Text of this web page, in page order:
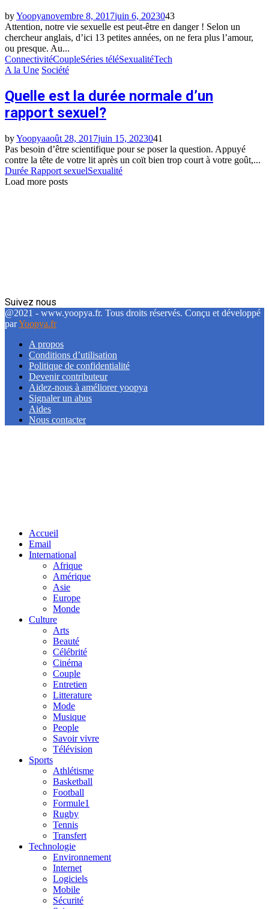
byYoopyanovembre 8, 2017juin 6, 2023043
Attention, notre vie sexuelle est peut-être en danger ! Selon un
chercheur anglais, d’ici 13 petites années, on ne fera plus l’amour,
ou presque. Au...
ConnectivitéCoupleSéries téléSexualitéTech
A la Une Société
Quelle est la durée normale d’un
rapport sexuel?
byYoopyaaoût 28, 2017juin 15, 2023041
Pas besoin d’être scientifique pour se poser la question. Appuyé
contre la tête de votre lit après un coït bien trop court à votre goût,...
Durée Rapport sexuelSexualité
Load more posts
Suivez nous
Facebook
Twitter
Linkedin
@2021 - www.yoopya.fr. Tous droits réservés. Conçu et développé
parYoopya.fr
A propos
Conditions d’utilisation
Politique de confidentialité
Devenir contributeur
Aidez-nous à améliorer yoopya
Signaler un abus
Aides
Nous contacter
Accueil
Email
International
Afrique
Amérique
Asie
Europe
Monde
Culture
Arts
Beauté
Célébrité
Cinéma
Couple
Entretien
Litterature
Mode
Musique
People
Savoir vivre
Télévision
Sports
Athlétisme
Basketball
Football
Formule1
Rugby
Tennis
Transfert
Technologie
Environnement
Internet
Logiciels
Mobile
Sécurité